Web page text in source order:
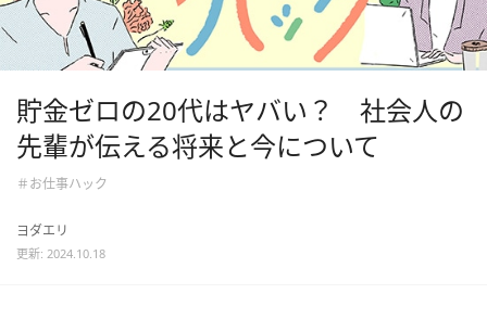
貯金ゼロの20代はヤバい？ 社会人の
先輩が伝える将来と今について
＃お仕事ハック
ヨダエリ
更新: 2024.10.18